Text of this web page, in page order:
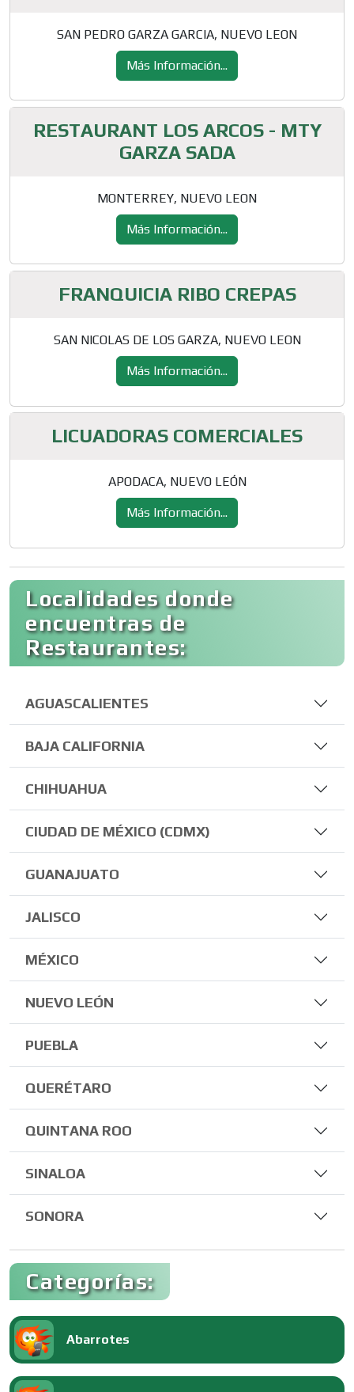
SAN PEDRO GARZA GARCIA, NUEVO LEON
Más Información...
RESTAURANT LOS ARCOS - MTY
GARZA SADA
MONTERREY, NUEVO LEON
Más Información...
FRANQUICIA RIBO CREPAS
SAN NICOLAS DE LOS GARZA, NUEVO LEON
Más Información...
LICUADORAS COMERCIALES
APODACA, NUEVO LEÓN
Más Información...
Localidades donde
encuentras de
Restaurantes:
AGUASCALIENTES
BAJA CALIFORNIA
CHIHUAHUA
CIUDAD DE MÉXICO (CDMX)
GUANAJUATO
JALISCO
MÉXICO
NUEVO LEÓN
PUEBLA
QUERÉTARO
QUINTANA ROO
SINALOA
SONORA
Categorías:
Abarrotes